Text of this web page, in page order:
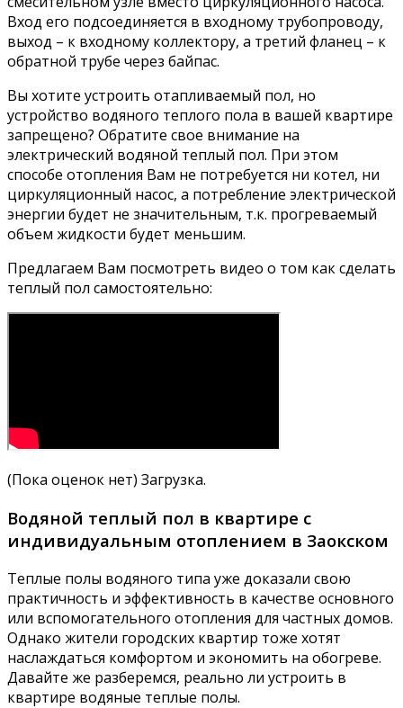
Вход его подсоединяется в входному трубопроводу,
выход – к входному коллектору, а третий фланец – к
обратной трубе через байпас.
Вы хотите устроить отапливаемый пол, но
устройство водяного теплого пола в вашей квартире
запрещено? Обратите свое внимание на
электрический водяной теплый пол. При этом
способе отопления Вам не потребуется ни котел, ни
циркуляционный насос, а потребление электрической
энергии будет не значительным, т.к. прогреваемый
объем жидкости будет меньшим.
Предлагаем Вам посмотреть видео о том как сделать
теплый пол самостоятельно:
(Пока оценок нет) Загрузка.
Водяной теплый пол в квартире с
индивидуальным отоплением в Заокском
Теплые полы водяного типа уже доказали свою
практичность и эффективность в качестве основного
или вспомогательного отопления для частных домов.
Однако жители городских квартир тоже хотят
наслаждаться комфортом и экономить на обогреве.
Давайте же разберемся, реально ли устроить в
квартире водяные теплые полы.